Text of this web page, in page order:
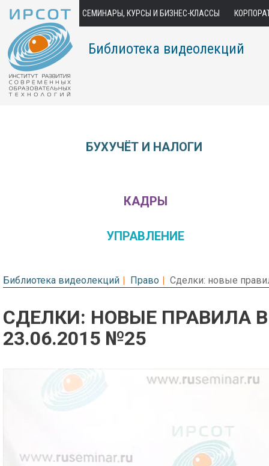
СЕМИНАРЫ, КУРСЫ И БИЗНЕС-КЛАССЫ
Библиотека видеолекций
БУХУЧЁТ И НАЛОГИ
КАДРЫ
УПРАВЛЕНИЕ
Библиотека видеолекций Право Сделки: новые
СДЕЛКИ: НОВЫЕ ПРАВИЛА
23.06.2015 №25
Предварительный просмотр.